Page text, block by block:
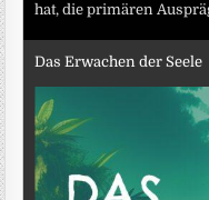
hat, die primären
Das Erwachen der Seele